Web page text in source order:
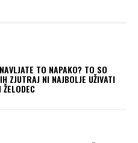
TO NAPAKO? TO SO
ZJUTRAJ NI NAJBOLJE UŽIVATI